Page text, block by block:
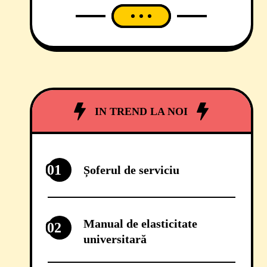
martie a.c, societatea de
Timișoara deține 50% din totalul
IN TREND LA NOI
01 Șoferul de serviciu
02
Manual de elasticitate
universitară